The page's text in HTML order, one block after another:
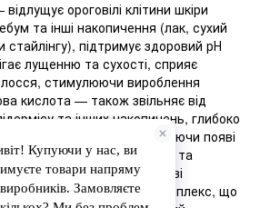
ороговілі клітини шкіри
та інші накопичення (лак, сухий
підтримує здоровий рН
лущенню та сухості, сприяє
стимулюючи вироблення
кислота — також звільняє від
та інших накопичень, глибоко
фолікулів, перешкоджаючи появі
зменшує запалення та
та протигрибкові
12 — це ефективний комплекс, що